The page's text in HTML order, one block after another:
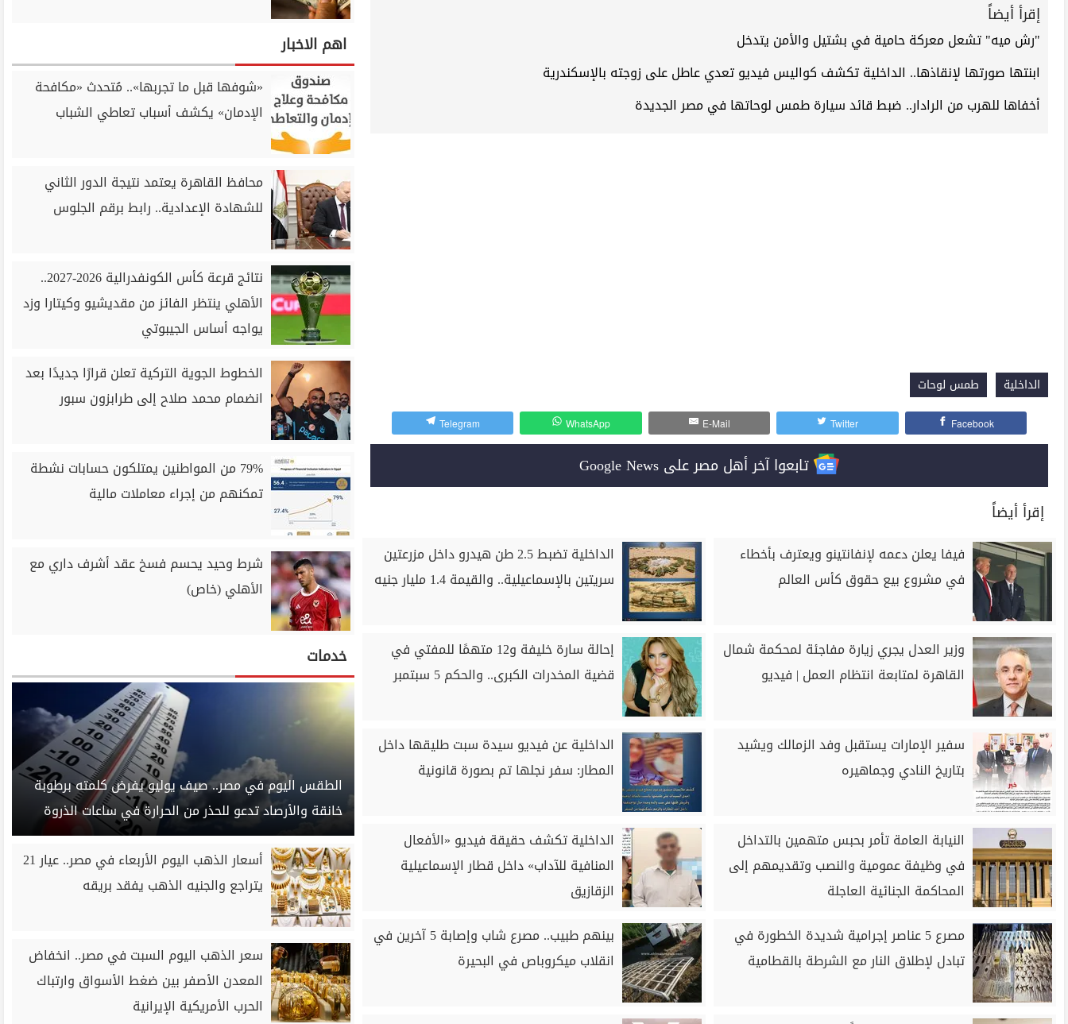
إقرأ أيضاً
"رش ميه" تشعل معركة حامية في بشتيل والأمن يتدخل
ابنتها صورتها لإنقاذها.. الداخلية تكشف كواليس فيديو تعدي عاطل على زوجته بالإسكندرية
أخفاها للهرب من الرادار.. ضبط قائد سيارة طمس لوحاتها في مصر الجديدة
الداخلية طمس لوحات
Facebook
Twitter
E-Mail
WhatsApp
Telegram
تابعوا آخر أهل مصر على Google News
إقرأ أيضاً
فيفا يعلن دعمه لإنفانتينو ويعترف بأخطاء
في مشروع بيع حقوق كأس العالم
الداخلية تضبط 2.5 طن هيدرو داخل مزرعتين
سريتين بالإسماعيلية.. والقيمة 1.4 مليار جنيه
وزير العدل يجري زيارة مفاجئة لمحكمة شمال
القاهرة لمتابعة انتظام العمل | فيديو
إحالة سارة خليفة و12 متهمًا للمفتي في
قضية المخدرات الكبرى.. والحكم 5 سبتمبر
سفير الإمارات يستقبل وفد الزمالك ويشيد
بتاريخ النادي وجماهيره
الداخلية عن فيديو سيدة سبت طليقها داخل
المطار: سفر نجلها تم بصورة قانونية
النيابة العامة تأمر بحبس متهمين بالتداخل
في وظيفة عمومية والنصب وتقديمهم إلى
المحاكمة الجنائية العاجلة
الداخلية تكشف حقيقة فيديو «الأفعال
المنافية للآداب» داخل قطار الإسماعيلية
الزقازيق
مصرع 5 عناصر إجرامية شديدة الخطورة في
تبادل لإطلاق النار مع الشرطة بالقطامية
بينهم طبيب.. مصرع شاب وإصابة 5 آخرين في
انقلاب ميكروباص في البحيرة
اهم الاخبار
«شوفها قبل ما تجربها».. مُتحدث «مكافحة
الإدمان» يكشف أسباب تعاطي الشباب
محافظ القاهرة يعتمد نتيجة الدور الثاني
للشهادة الإعدادية.. رابط برقم الجلوس
نتائج قرعة كأس الكونفدرالية 2026-2027..
الأهلي ينتظر الفائز من مقديشيو وكيتارا وزد
يواجه أساس الجيبوتي
الخطوط الجوية التركية تعلن قرارًا جديدًا بعد
انضمام محمد صلاح إلى طرابزون سبور
79% من المواطنين يمتلكون حسابات نشطة
تمكنهم من إجراء معاملات مالية
شرط وحيد يحسم فسخ عقد أشرف داري مع
الأهلي (خاص)
خدمات
الطقس اليوم في مصر.. صيف يوليو يفرض كلمته برطوبة
خانقة والأرصاد تدعو للحذر من الحرارة في ساعات الذروة
أسعار الذهب اليوم الأربعاء في مصر.. عيار 21
يتراجع والجنيه الذهب يفقد بريقه
سعر الذهب اليوم السبت في مصر.. انخفاض
المعدن الأصفر بين ضغط الأسواق وارتباك
الحرب الأمريكية الإيرانية